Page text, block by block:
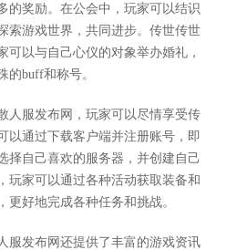
的奖励。在公会中，玩家可以结识
索游戏世界，共同进步。传世传世
可以与自己心仪的对象举办婚礼，
的buff和称号。
人服发布网，玩家可以尽情享受传
以通过下载客户端并注册账号，即
择自己喜欢的服务器，并创建自己
玩家可以通过各种活动获取装备和
更好地完成各种任务和挑战。
服发布网还提供了丰富的游戏资讯